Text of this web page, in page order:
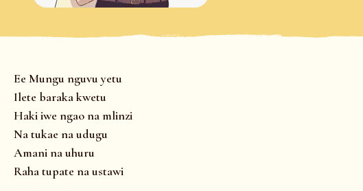
Ee Mungu nguvu yetu
Ilete baraka kwetu
Haki iwe ngao na mlinzi
Na tukae na udugu
Amani na uhuru
Raha tupate na ustawi